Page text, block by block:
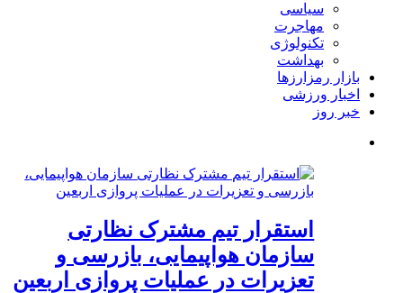
سیاسی
مهاجرت
تکنولوژی
بهداشت
بازار رمزارزها
اخبار ورزشی
خبر روز
استقرار تیم مشترک نظارتی
سازمان هواپیمایی، بازرسی و
تعزیرات در عملیات پروازی اربعین